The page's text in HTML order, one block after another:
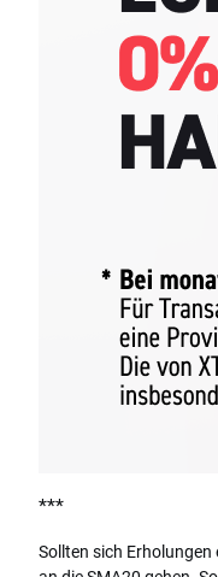
***
Sollten sich